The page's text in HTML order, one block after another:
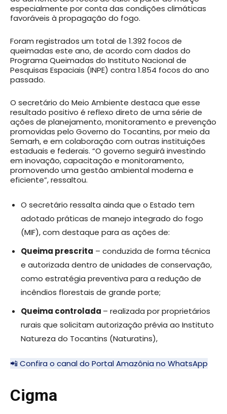
especialmente por conta das condições climáticas
favoráveis à propagação do fogo.
Foram registrados um total de 1.392 focos de
queimadas este ano, de acordo com dados do
Programa Queimadas do Instituto Nacional de
Pesquisas Espaciais (INPE) contra 1.854 focos do ano
passado.
O secretário do Meio Ambiente destaca que esse
resultado positivo é reflexo direto de uma série de
ações de planejamento, monitoramento e prevenção
promovidas pelo Governo do Tocantins, por meio da
Semarh, e em colaboração com outras instituições
estaduais e federais. “O governo seguirá investindo
em inovação, capacitação e monitoramento,
promovendo uma gestão ambiental moderna e
eficiente”, ressaltou.
O secretário ressalta ainda que o Estado tem
adotado práticas de manejo integrado do fogo
(MIF), com destaque para as ações de:
Queima prescrita – conduzida de forma técnica
e autorizada dentro de unidades de conservação,
como estratégia preventiva para a redução de
incêndios florestais de grande porte;
Queima controlada – realizada por proprietários
rurais que solicitam autorização prévia ao Instituto
Natureza do Tocantins (Naturatins),
📲 Confira o canal do Portal Amazônia no WhatsApp
Cigma